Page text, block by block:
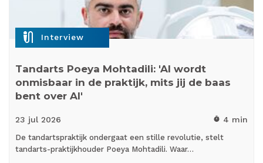
mic_external_on Interview
Tandarts Poeya Mohtadili: 'AI wordt
onmisbaar in de praktijk, mits jij de baas
bent over AI'
23 jul 2026 timer 4 min
De tandartspraktijk ondergaat een stille revolutie, stelt
tandarts-praktijkhouder Poeya Mohtadili. Waar…